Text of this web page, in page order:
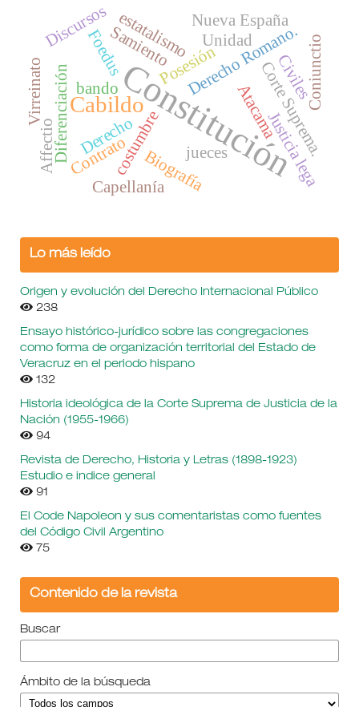
Constitución
Cabildo
jueces
costumbre Justicia lega
Derecho Romano.
Atacama
Posesión Corte Suprema.
Biografía
estatalismo
Diferenciación
Unidad
Contrato
Foedus
Affectio
Coniunctio
Civiles
Discursos Nueva España
Derecho
Samiento
Capellanía
Virreinato bando
Lo más leído
Origen y evolución del Derecho Internacional Público
238
Ensayo histórico-jurídico sobre las congregaciones
como forma de organización territorial del Estado de
Veracruz en el periodo hispano
132
Historia ideológica de la Corte Suprema de Justicia de la
Nación (1955-1966)
94
Revista de Derecho, Historia y Letras (1898-1923)
Estudio e indice general
91
El Code Napoleon y sus comentaristas como fuentes
del Código Civil Argentino
75
Contenido de la revista
Buscar
Ámbito de la búsqueda